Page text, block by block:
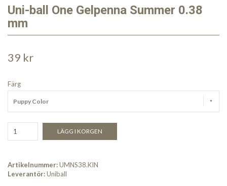
Uni-ball One Gelpenna Summer 0.38
mm
39 kr
Färg
Puppy Color
LÄGG I KORGEN
Artikelnummer:UMNS38.KIN
Leverantör:Uniball